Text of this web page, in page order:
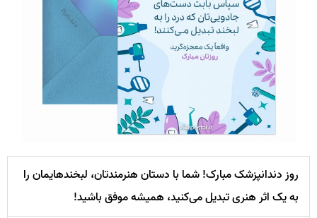
روز دندانپزشک مبارک! شما با دستان هنرمندتان، لبخندهایمان را
به یک اثر هنری تبدیل می‌کنید، همیشه موفق باشید!